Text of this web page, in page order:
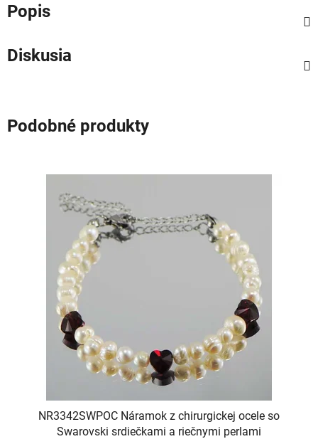
Popis
Diskusia
Podobné produkty
NR3342SWPOC Náramok z chirurgickej ocele so
Swarovski srdiečkami a riečnymi perlami